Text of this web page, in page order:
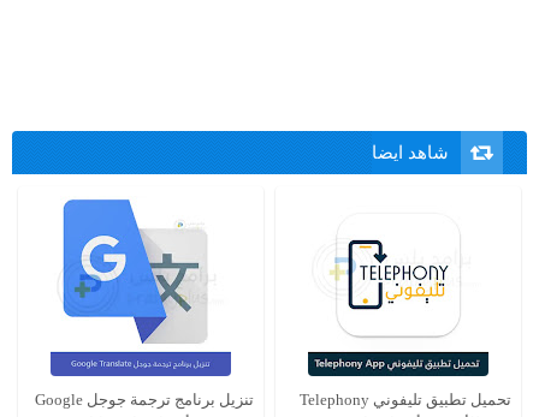
شاهد ايضا
تحميل تطبيق تليفوني Telephony
تنزيل برنامج ترجمة جوجل Google